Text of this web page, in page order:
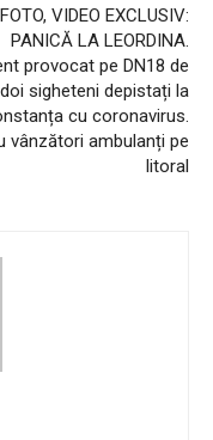
FOTO, VIDEO EXCLUSIV:
PANICĂ LA LEORDINA.
provocat pe DN18 de
doi sigheteni depistați la
cu coronavirus.
vânzători ambulanți pe
litoral